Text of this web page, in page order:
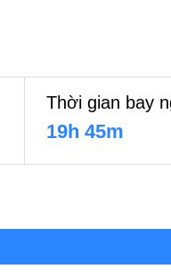
Thời gian bay
19h 45m